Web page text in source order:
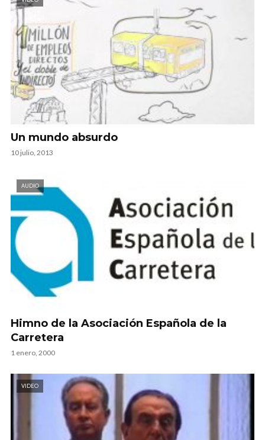
Un mundo absurdo
10 julio, 2013
AUDIO
Himno de la Asociación Española de la
Carretera
1 enero, 2000
VIDEO